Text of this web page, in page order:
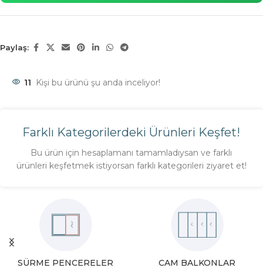
Paylaş:
11 Kişi bu ürünü şu anda inceliyor!
Farklı Kategorilerdeki Ürünleri Keşfet!
Bu ürün için hesaplamanı tamamladıysan ve farklı
ürünleri keşfetmek istiyorsan farklı kategorileri ziyaret et!
SÜRME PENCERELER CAM BALKONLAR